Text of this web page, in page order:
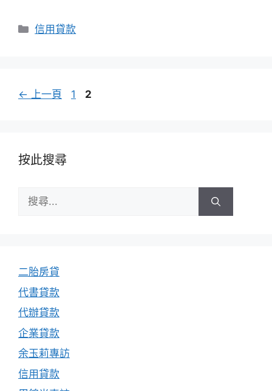
分
信用貸款
← 上一頁
頁
1
頁
2
按此搜尋
尋:
二胎房貸
代書貸款
代辦貸款
企業貸款
余玉莉專訪
信用貸款